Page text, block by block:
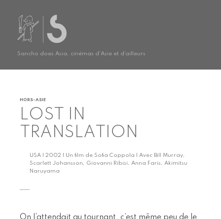
Sancho does Asia, cinémas d'Asie et d'ailleurs
HORS-ASIE
LOST IN
TRANSLATION
USA | 2002 | Un film de Sofia Coppola | Avec Bill Murray,
Scarlett Johansson, Giovanni Ribisi, Anna Faris, Akimitsu
Naruyama